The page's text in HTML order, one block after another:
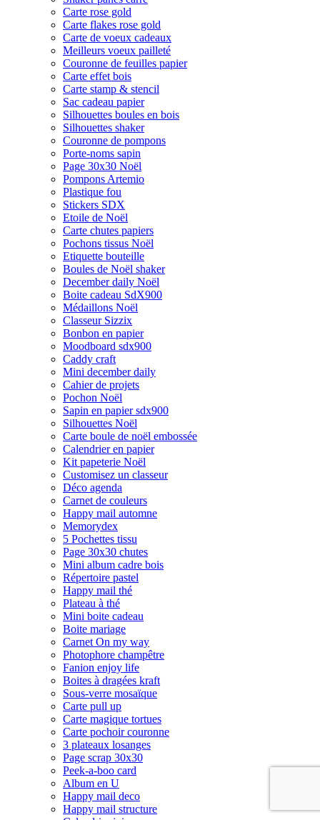
Carte rose gold
Carte flakes rose gold
Carte de voeux cadeaux
Meilleurs voeux pailleté
Couronne de feuilles papier
Carte effet bois
Carte stamp & stencil
Sac cadeau papier
Silhouettes boules en bois
Silhouettes shaker
Couronne de pompons
Porte-noms sapin
Page 30x30 Noël
Pompons Artemio
Plastique fou
Stickers SDX
Etoile de Noël
Carte chutes papiers
Pochons tissus Noël
Etiquette bouteille
Boules de Noël shaker
December daily Noël
Boite cadeau SdX900
Médaillons Noël
Classeur Sizzix
Bonbon en papier
Moodboard sdx900
Caddy craft
Mini december daily
Cahier de projets
Pochon Noël
Sapin en papier sdx900
Silhouettes Noël
Carte boule de noël embossée
Calendrier en papier
Kit papeterie Noël
Customisez un classeur
Déco agenda
Carnet de couleurs
Happy mail automne
Memorydex
5 Pochettes tissu
Page 30x30 chutes
Mini album cadre bois
Répertoire pastel
Happy mail thé
Plateau à thé
Mini boite cadeau
Boite mariage
Carnet On my way
Photophore champêtre
Fanion enjoy life
Boites à dragées kraft
Sous-verre mosaïque
Carte pull up
Carte magique tortues
Carte pochoir couronne
3 plateaux losanges
Page scrap 30x30
Peek-a-boo card
Album en U
Happy mail deco
Happy mail structure